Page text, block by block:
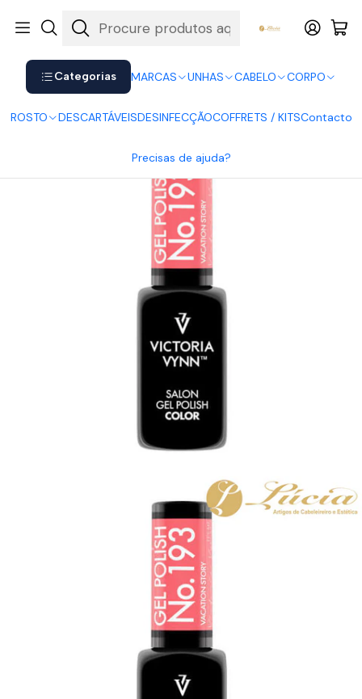
Categorias MARCAS UNHAS CABELO CORPO
ROSTO DESCARTÁVEISDESINFECÇÃOCOFFRETS / KITSContacto
Precisas de ajuda?
Shop now. Pay later with Klarna.
Victoria Vynn Gel Polish 193